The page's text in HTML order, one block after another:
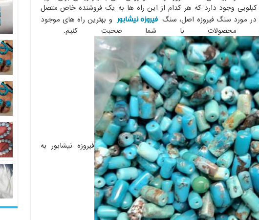
وجود دارد که هر کدام از این راه ها به یک فروشنده خاص متصل
در مورد سنگ فیروزه اصل، سنگ فیروزه نیشابور و بهترین راه های موجود
محصولات با شما صحبت کنیم.
فیروزه نیشابور به